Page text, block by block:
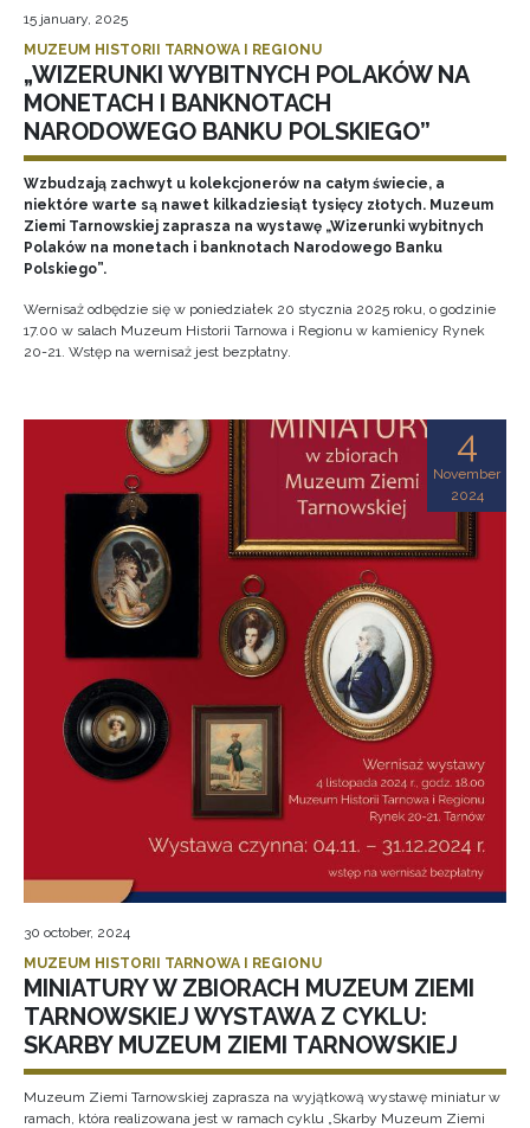
15 january, 2025
MUZEUM HISTORII TARNOWA I REGIONU
„WIZERUNKI WYBITNYCH POLAKÓW NA
MONETACH I BANKNOTACH
NARODOWEGO BANKU POLSKIEGO”
Wzbudzają zachwyt u kolekcjonerów na całym świecie, a
niektóre warte są nawet kilkadziesiąt tysięcy złotych. Muzeum
Ziemi Tarnowskiej zaprasza na wystawę „Wizerunki wybitnych
Polaków na monetach i banknotach Narodowego Banku
Polskiego”.
Wernisaż odbędzie się w poniedziałek 20 stycznia 2025 roku, o godzinie
17.00 w salach Muzeum Historii Tarnowa i Regionu w kamienicy Rynek
20-21. Wstęp na wernisaż jest bezpłatny.
4
November
2024
30 october, 2024
MUZEUM HISTORII TARNOWA I REGIONU
MINIATURY W ZBIORACH MUZEUM ZIEMI
TARNOWSKIEJ WYSTAWA Z CYKLU:
SKARBY MUZEUM ZIEMI TARNOWSKIEJ
Muzeum Ziemi Tarnowskiej zaprasza na wyjątkową wystawę miniatur w
ramach, która realizowana jest w ramach cyklu „Skarby Muzeum Ziemi